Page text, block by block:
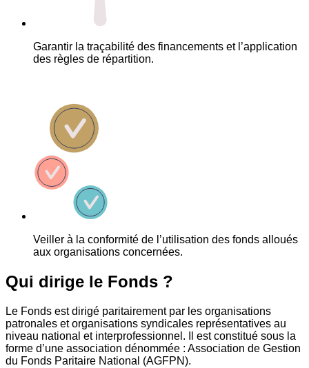
Garantir la traçabilité des financements et l’application
des règles de répartition.
Veiller à la conformité de l’utilisation des fonds alloués
aux organisations concernées.
Qui dirige le Fonds ?
Le Fonds est dirigé paritairement par les organisations
patronales et organisations syndicales représentatives au
niveau national et interprofessionnel. Il est constitué sous la
forme d’une association dénommée : Association de Gestion
du Fonds Paritaire National (AGFPN).